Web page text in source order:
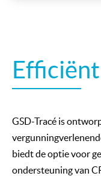
GSD-Tracé is
biedt de optie voor
ondersteuning van